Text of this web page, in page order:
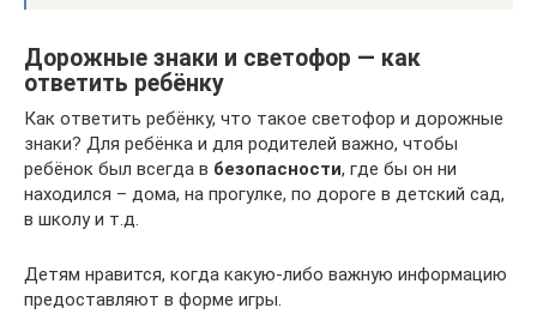
Дорожные знаки и светофор — как
ответить ребёнку
Как ответить ребёнку, что такое светофор и дорожные
знаки? Для ребёнка и для родителей важно, чтобы
ребёнок был всегда в безопасности, где бы он ни
находился – дома, на прогулке, по дороге в детский сад,
в школу и т.д.
Детям нравится, когда какую-либо важную информацию
предоставляют в форме игры.